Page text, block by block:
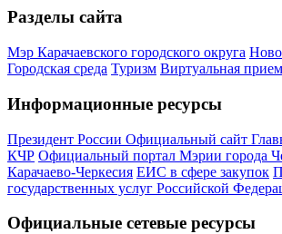
Разделы сайта
Мэр Карачаевского городского округа
Городская среда Туризм Виртуальная
Информационные ресурсы
Президент России Официальный сайт
КЧР Официальный портал Мэрии города
Карачаево-Черкесия ЕИС в сфере закупок
государственных услуг Российской
Официальные сетевые ресурсы